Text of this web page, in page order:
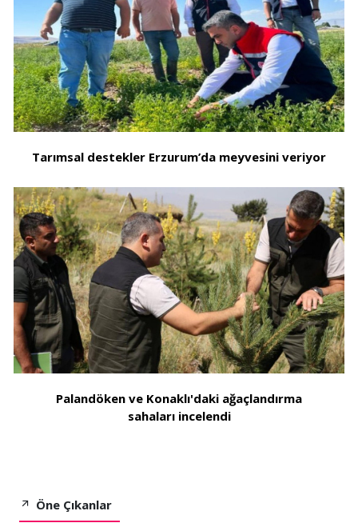
Tarımsal destekler Erzurum’da meyvesini veriyor
Palandöken ve Konaklı'daki ağaçlandırma
sahaları incelendi
Öne Çıkanlar